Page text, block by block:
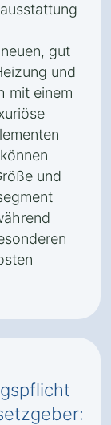
gut
und
mit einem
und